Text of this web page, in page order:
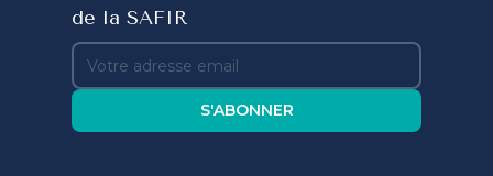
de la SAFIR
S'ABONNER